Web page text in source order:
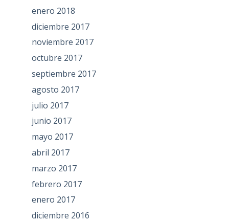
enero 2018
diciembre 2017
noviembre 2017
octubre 2017
septiembre 2017
agosto 2017
julio 2017
junio 2017
mayo 2017
abril 2017
marzo 2017
febrero 2017
enero 2017
diciembre 2016